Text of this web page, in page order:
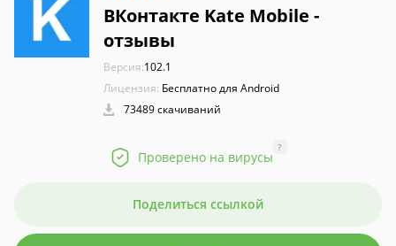
ВКонтакте Kate Mobile -
отзывы
Версия:102.1
Лицензия: Бесплатно для Android
73489 скачиваний
Проверено на вирусы
?
Поделиться ссылкой